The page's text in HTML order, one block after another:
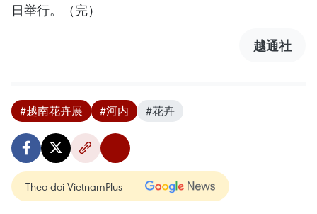
日举行。（完）
越通社
#越南花卉展 #河内 #花卉
Theo dõi VietnamPlus